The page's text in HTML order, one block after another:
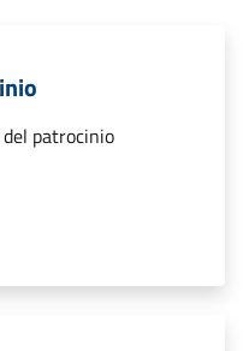
patrocinio